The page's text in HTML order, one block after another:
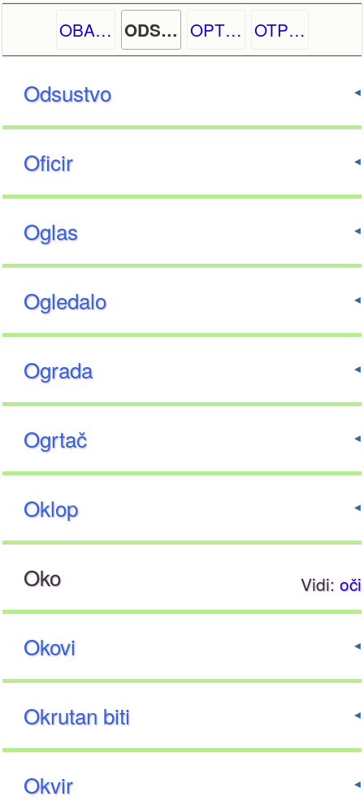
OBA… ODS… OPT… OTP…
Odsustvo
Oficir
Oglas
Ogledalo
Ograda
Ogrtač
Oklop
Oko Vidi: oči
Okovi
Okrutan biti
Okvir